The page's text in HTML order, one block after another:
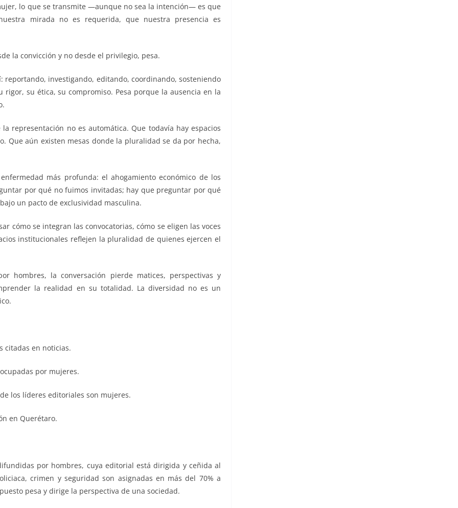
lo que se transmite —aunque no sea la intención— es que
mirada no es requerida, que nuestra presencia es
la convicción y no desde el privilegio, pesa.
reportando, investigando, editando, coordinando, sosteniendo
rigor, su ética, su compromiso. Pesa porque la ausencia en la
representación no es automática. Que todavía hay espacios
Que aún existen mesas donde la pluralidad se da por hecha,
más profunda: el ahogamiento económico de los
por qué no fuimos invitadas; hay que preguntar por qué
un pacto de exclusividad masculina.
cómo se integran las convocatorias, cómo se eligen las voces
institucionales reflejen la pluralidad de quienes ejercen el
hombres, la conversación pierde matices, perspectivas y
la realidad en su totalidad. La diversidad no es un
citadas en noticias.
por mujeres.
los líderes editoriales son mujeres.
en Querétaro.
por hombres, cuya editorial está dirigida y ceñida al
crimen y seguridad son asignadas en más del 70% a
pesa y dirige la perspectiva de una sociedad.